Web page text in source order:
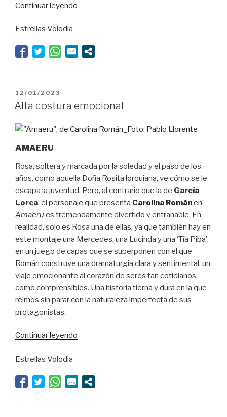
Continuar leyendo
Estrellas Volodia
PUBLICADO
EL
12/01/2023
Alta costura emocional
AMAERU
Rosa, soltera y marcada por la soledad y el paso de los
años, como aquella Doña Rosita lorquiana, ve cómo se le
escapa la juventud. Pero, al contrario que la de García
Lorca, el personaje que presenta Carolina Románen
Amaeru es tremendamente divertido y entrañable. En
realidad, solo es Rosa una de ellas, ya que también hay en
este montaje una Mercedes, una Lucinda y una ‘Tía Piba’,
en un juego de capas que se superponen con el que
Román construye una dramaturgia clara y sentimental, un
viaje emocionante al corazón de seres tan cotidianos
como comprensibles. Una historia tierna y dura en la que
reímos sin parar con la naturaleza imperfecta de sus
protagonistas.
Continuar leyendo
Estrellas Volodia